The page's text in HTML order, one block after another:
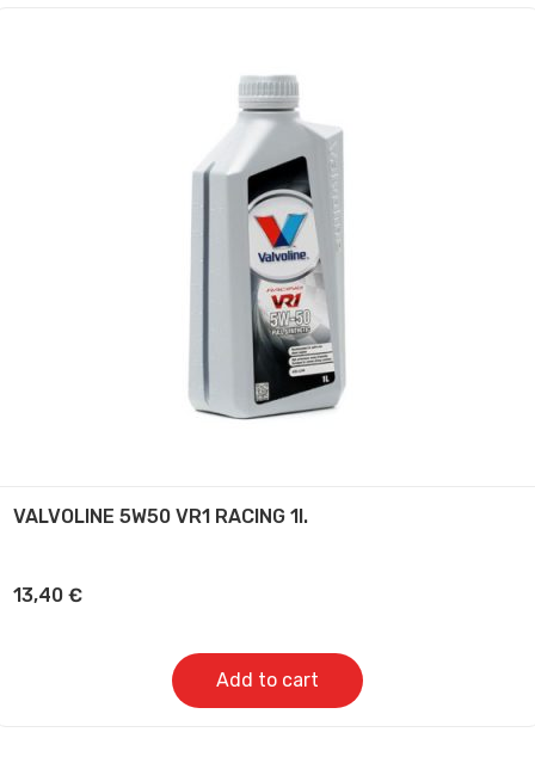
VALVOLINE 5W50 VR1 RACING 1l.
13,40 €
Add to cart